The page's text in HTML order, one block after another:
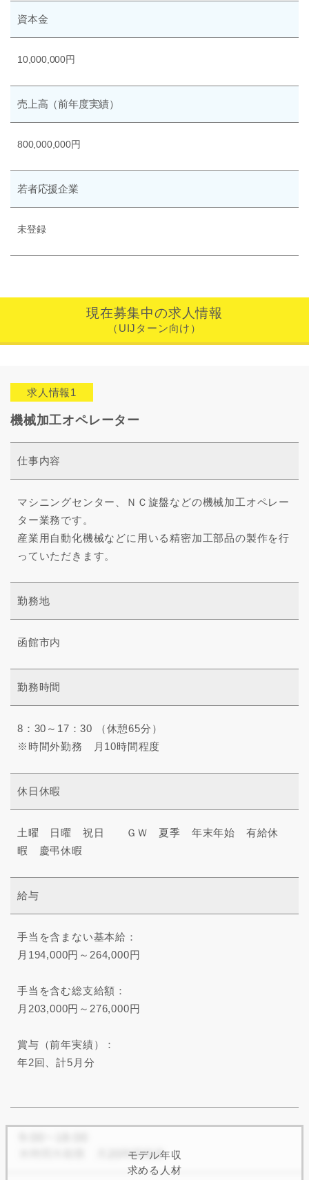
資本金
10,000,000円
売上高 （前年度実績）
800,000,000円
若者応援企業
未登録
現在募集中の求人情報
（UIJターン向け）
求人情報1
機械加工オペレーター
仕事内容
マシニングセンター、ＮＣ旋盤などの機械加工オペレー
ター業務です。
産業用自動化機械などに用いる精密加工部品の製作を行
っていただきます。
勤務地
函館市内
勤務時間
8：30～17：30 （休憩65分）
※時間外勤務 月10時間程度
休日休暇
土曜 日曜 祝日 ＧＷ 夏季 年末年始 有給休
暇 慶弔休暇
給与
手当を含まない基本給：
月194,000円～264,000円
手当を含む総支給額：
月203,000円～276,000円
賞与（前年実績）：
年2回、計5月分
モデル年収
求める人材